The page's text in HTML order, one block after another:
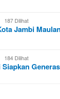
187 Dilihat
Jambi
184 Dilihat
Siapkan